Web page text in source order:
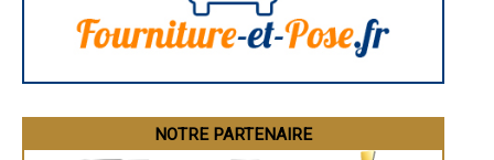
- Entreprise de rénovation immobilière à Monbrun
- Entreprise de rénovation immobilière à Orbessan
- Entreprise de rénovation immobilière à Esclassan-Labastide
- Entreprise de rénovation immobilière à Saint-Blancard
- Entreprise de rénovation immobilière à Castillon-Savès
- Entreprise de rénovation immobilière à Fourcès
Saint-Brieuc
Besançon
Évreux
Brest
NOTRE PARTENAIRE